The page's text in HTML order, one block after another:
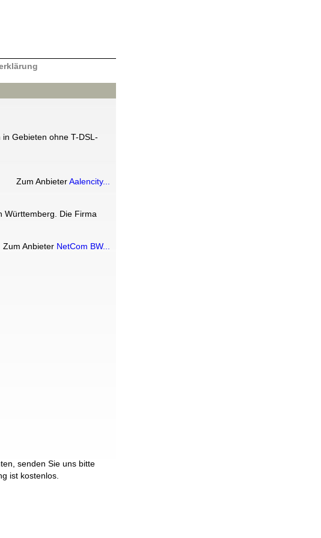
Gebieten ohne T-DSL-
Zum AnbieterAalencity...
Württemberg. Die Firma
Zum Anbieter NetCom BW...
senden Sie uns bitte
ist kostenlos.